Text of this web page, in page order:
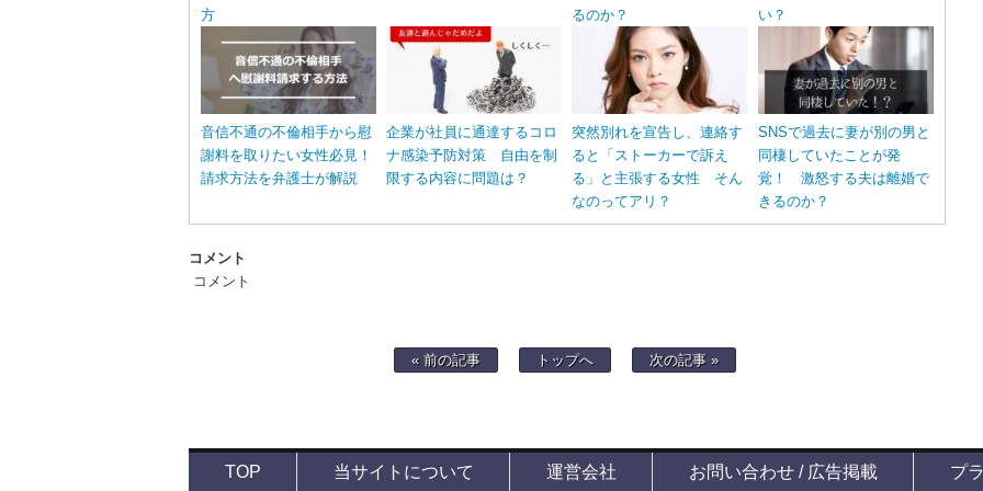
方
るのか？
い？
音信不通の不倫相手から慰
謝料を取りたい女性必見！
請求方法を弁護士が解説
企業が社員に通達するコロ
ナ感染予防対策 自由を制
限する内容に問題は？
突然別れを宣告し、連絡す
ると「ストーカーで訴え
る」と主張する女性 そん
なのってアリ？
SNSで過去に妻が別の男と
同棲していたことが発
覚！ 激怒する夫は離婚で
きるのか？
コメント
コメント
« 前の記事 トップへ 次の記事 »
TOP 当サイトについて 運営会社 お問い合わせ / 広告掲載 プ